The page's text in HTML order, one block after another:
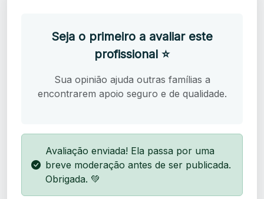
Seja o primeiro a avaliar este
profissional ⭐
Sua opinião ajuda outras famílias a
encontrarem apoio seguro e de qualidade.
Avaliação enviada! Ela passa por uma
breve moderação antes de ser publicada.
Obrigada. 💚